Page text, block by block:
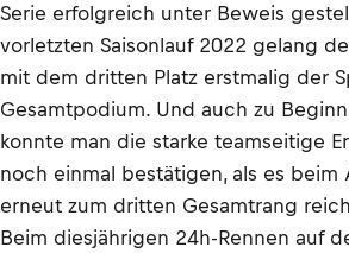
Serie erfolgreich unter Beweis
vorletzten Saisonlauf 2022 gelang
mit dem dritten Platz erstmalig der
Gesamtpodium. Und auch zu
konnte man die starke teamseitige
noch einmal bestätigen, als es beim
erneut zum dritten Gesamtrang
Beim diesjährigen 24h-Rennen auf